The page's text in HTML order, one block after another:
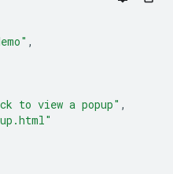
,
to view a popup" ,